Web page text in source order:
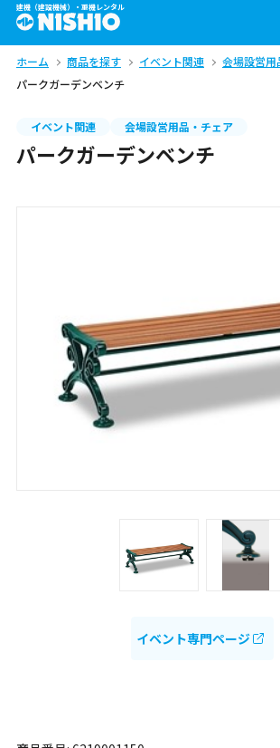
建機（建設機械）・重機レンタル
商品一覧 お
問合せ依頼リスト お
北海道 東北
ホーム 商品を探す イベント関連
会場設営用
パークガーデンベンチ
イベント関連 会場設営用品・チェア
パークガーデンベンチ
イベント専門ページ